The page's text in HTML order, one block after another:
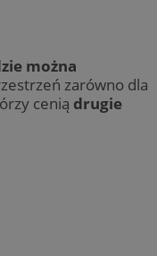
można
zarówno dla
cenią drugie